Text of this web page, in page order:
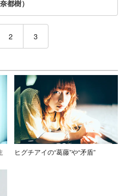
奈都樹）
2 3
ヒグチアイの“葛藤”や“矛盾”